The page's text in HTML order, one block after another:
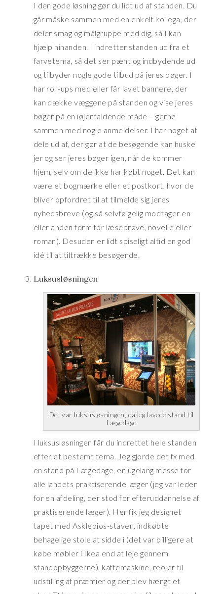
I den gode løsning gør du lidt ud af standen. Du
går måske sammen med en enkelt kollega, der
deler smag og målgruppe med dig, så I kan
hjælp hinanden. I indretter standen ud fra et
farvetema, så det ser pænt og indbydende ud
og tilbyder nogle gode tilbud på jeres bøger. I
har roll-ups med eller får lavet bannere, der
kan dække væggene på standen og vise jeres
bøger på en iøjenfaldende måde – gerne
sammen med nogle anmeldelser. I har noget at
dele ud af, der gør at de besøgende kan huske
jer og ser jeres bøger igen, når de kommer
hjem, selv om de ikke har købt noget. Det kan
være et bogmærke eller et postkort, hvor de
bliver opfordret til at tilmelde sig jeres
nyhedsbreve (og så selvfølgelig modtager en
eller anden form for læseprøve, novelle eller
roman). Desuden er lidt spiseligt altid en god
idé til at tiltrække besøgende.
Luksusløsningen
Det var luksusløsningen, da jeg lavede stand til
Lægedage
I luksusløsningen får du indrettet hele standen
efter et bestemt tema. Jeg gjorde det fx med
en stand på Lægedage, en ugelang messe for
alle landets praktiserende læger (jeg var leder
for en afdeling, der stod for efteruddannelse af
praktiserende læger). Her fik jeg designet
tapet med Asklepios-staven, indkøbte
behagelige stole at sidde i (det var billigere at
købe møbler i Ikea end at leje gennem
standopbyggerne), kaffemaskine, reoler til
udstilling af præmier og der blev hængt et